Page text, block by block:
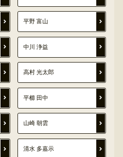
平野 富山
中川 浄益
高村 光太郎
平櫛 田中
山崎 朝雲
清水 多嘉示